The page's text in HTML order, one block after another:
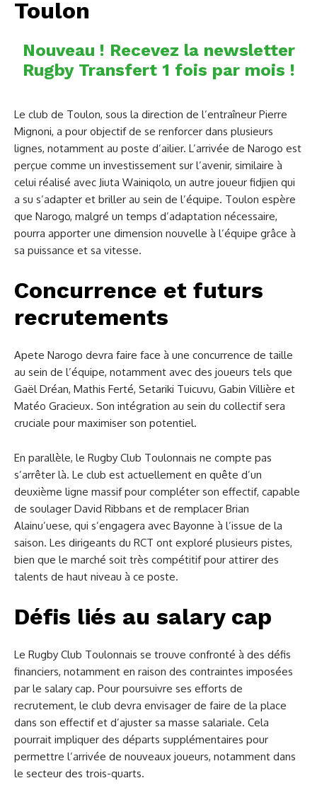
Toulon
Nouveau ! Recevez la newsletter
Rugby Transfert 1 fois par mois !
Le club de Toulon, sous la direction de l’entraîneur Pierre
Mignoni, a pour objectif de se renforcer dans plusieurs
lignes, notamment au poste d’ailier. L’arrivée de Narogo est
perçue comme un investissement sur l’avenir, similaire à
celui réalisé avec Jiuta Wainiqolo, un autre joueur fidjien qui
a su s’adapter et briller au sein de l’équipe. Toulon espère
que Narogo, malgré un temps d’adaptation nécessaire,
pourra apporter une dimension nouvelle à l’équipe grâce à
sa puissance et sa vitesse.
Concurrence et futurs
recrutements
Apete Narogo devra faire face à une concurrence de taille
au sein de l’équipe, notamment avec des joueurs tels que
Gaël Dréan, Mathis Ferté, Setariki Tuicuvu, Gabin Villière et
Matéo Gracieux. Son intégration au sein du collectif sera
cruciale pour maximiser son potentiel.
En parallèle, le Rugby Club Toulonnais ne compte pas
s’arrêter là. Le club est actuellement en quête d’un
deuxième ligne massif pour compléter son effectif, capable
de soulager David Ribbans et de remplacer Brian
Alainu’uese, qui s’engagera avec Bayonne à l’issue de la
saison. Les dirigeants du RCT ont exploré plusieurs pistes,
bien que le marché soit très compétitif pour attirer des
talents de haut niveau à ce poste.
Défis liés au salary cap
Le Rugby Club Toulonnais se trouve confronté à des défis
financiers, notamment en raison des contraintes imposées
par le salary cap. Pour poursuivre ses efforts de
recrutement, le club devra envisager de faire de la place
dans son effectif et d’ajuster sa masse salariale. Cela
pourrait impliquer des départs supplémentaires pour
permettre l’arrivée de nouveaux joueurs, notamment dans
le secteur des trois-quarts.